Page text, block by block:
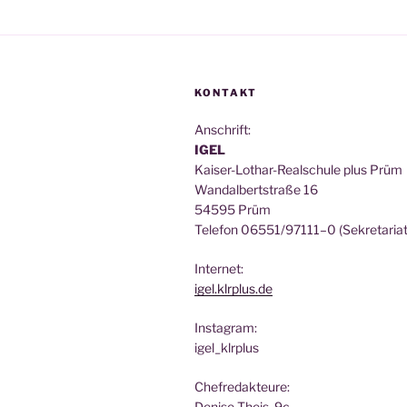
KONTAKT
Anschrift:
IGEL
Kai­ser-Lothar-Real­schu­le plus Prüm
Wan­dal­bert­stra­ße 16
54595 Prüm
Tele­fon 06551/97111–0
Inter­net:
igel.klrplus.de
Insta­gram:
igel_klrplus
Chef­re­dak­teu­re: